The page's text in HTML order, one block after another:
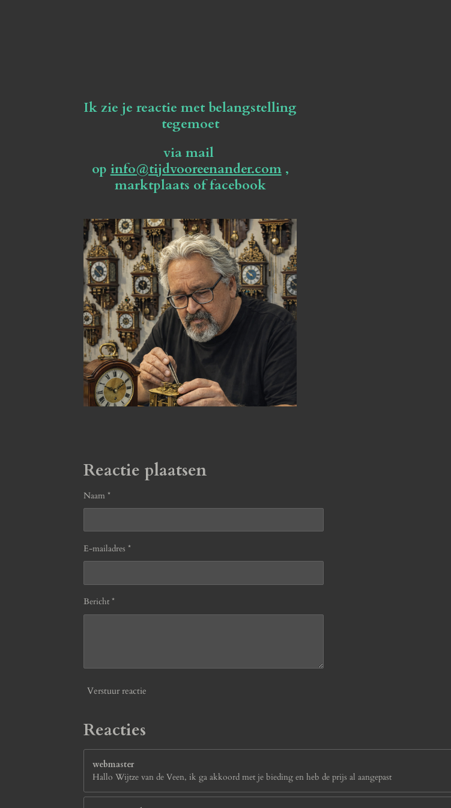
Ik zie je reactie met belangstelling
tegemoet
via mail
op info@tijdvooreenander.com,
marktplaats of facebook
Reactie plaatsen
Naam *
E-mailadres *
Bericht *
Verstuur reactie
Reacties
webmaster
Hallo Wijtze van de Veen, ik ga akkoord met je bieding en heb de prijs al aangepast